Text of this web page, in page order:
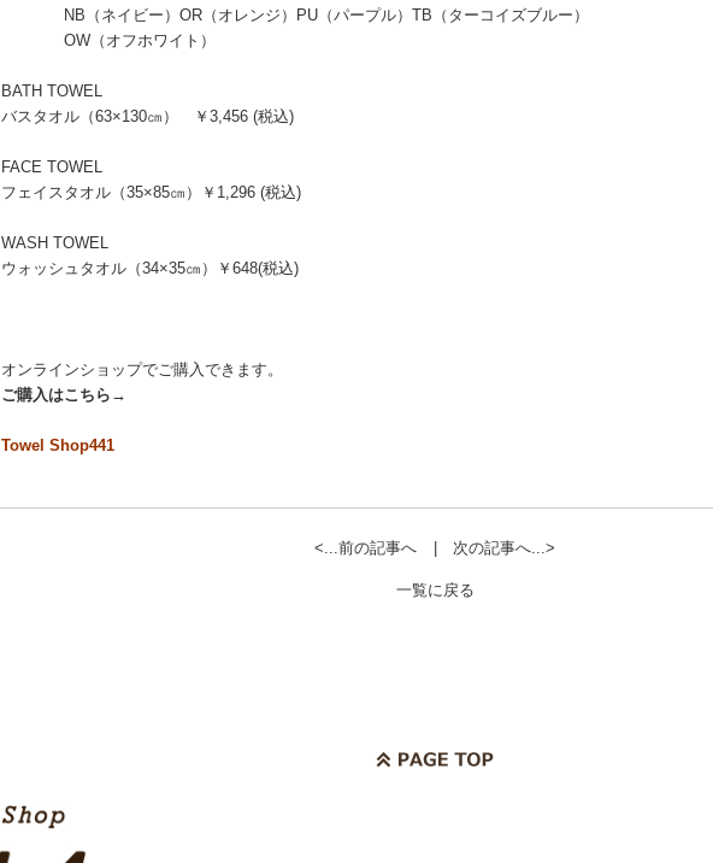
NB（ネイビー）OR（オレンジ）PU（パープル）TB（ターコイズブルー）
OW（オフホワイト）
BATH TOWEL
バスタオル（63×130㎝） ￥3,456 (税込)
FACE TOWEL
フェイスタオル（35×85㎝）￥1,296 (税込)
WASH TOWEL
ウォッシュタオル（34×35㎝）￥648(税込)
オンラインショップでご購入できます。
ご購入はこちら→
Towel Shop441
<...前の記事へ 次の記事へ...>
一覧に戻る